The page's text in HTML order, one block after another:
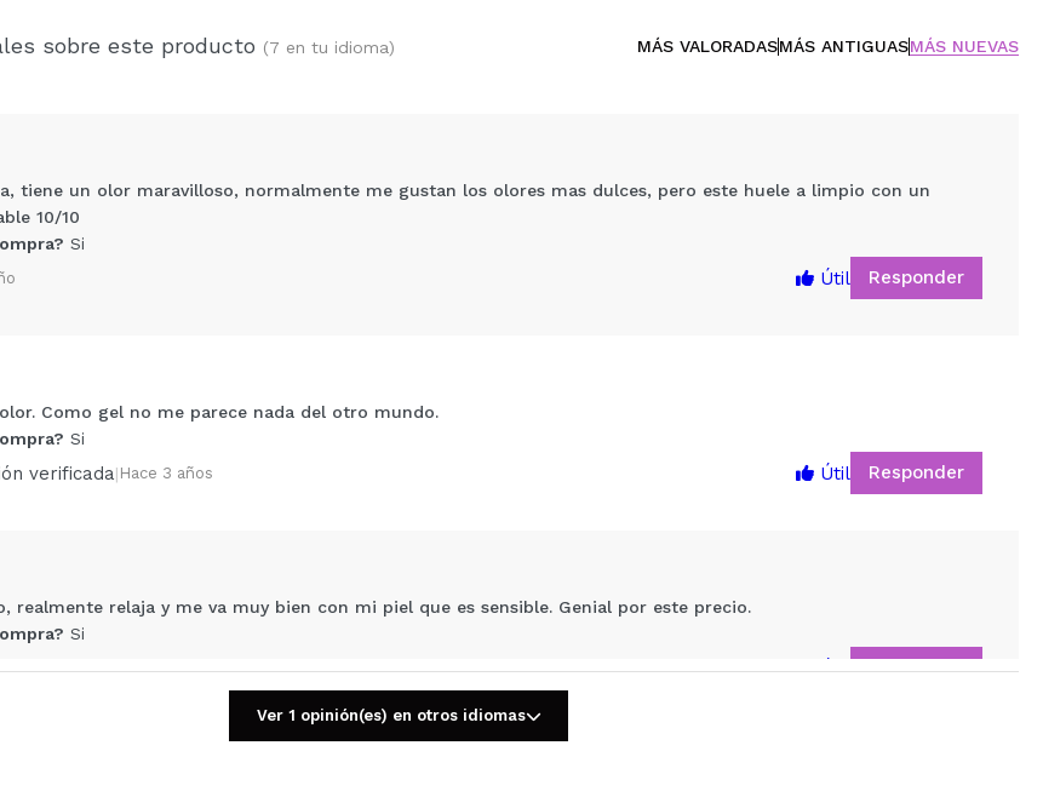
sobre este producto (7 en tu idioma) MÁS VALORADASMÁS ANTIGUASMÁS NUEVAS
vídeo podría ser el primero. Imagínatelo...
tiene un olor maravilloso, normalmente me gustan los olores mas dulces, pero este huele a limpio con un
10/10
Si
Útil Responder
Como gel no me parece nada del otro mundo.
Si
verificada| Hace 3 años Útil Responder
realmente relaja y me va muy bien con mi piel que es sensible. Genial por este precio.
Si
verificada|Hace 3 años Útil Responder
Ver 1 opinión(es) en otros idiomas